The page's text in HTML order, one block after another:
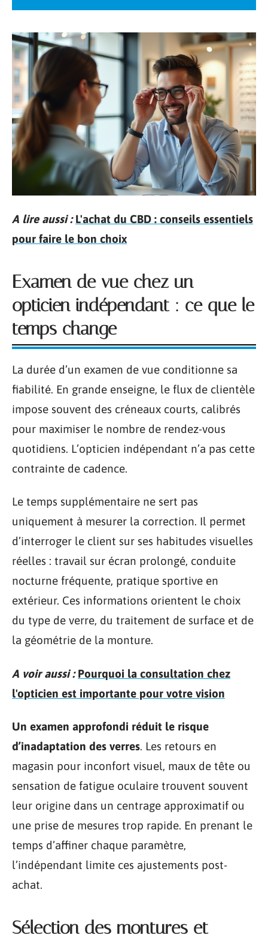
A lire aussi : L'achat du CBD : conseils essentiels
pour faire le bon choix
Examen de vue chez un
opticien indépendant : ce que le
temps change
La durée d’un examen de vue conditionne sa
fiabilité. En grande enseigne, le flux de clientèle
impose souvent des créneaux courts, calibrés
pour maximiser le nombre de rendez-vous
quotidiens. L’opticien indépendant n’a pas cette
contrainte de cadence.
Le temps supplémentaire ne sert pas
uniquement à mesurer la correction. Il permet
d’interroger le client sur ses habitudes visuelles
réelles : travail sur écran prolongé, conduite
nocturne fréquente, pratique sportive en
extérieur. Ces informations orientent le choix
du type de verre, du traitement de surface et de
la géométrie de la monture.
A voir aussi : Pourquoi la consultation chez
l'opticien est importante pour votre vision
Un examen approfondi réduit le risque
d’inadaptation des verres. Les retours en
magasin pour inconfort visuel, maux de tête ou
sensation de fatigue oculaire trouvent souvent
leur origine dans un centrage approximatif ou
une prise de mesures trop rapide. En prenant le
temps d’affiner chaque paramètre,
l’indépendant limite ces ajustements post-
achat.
Sélection des montures et